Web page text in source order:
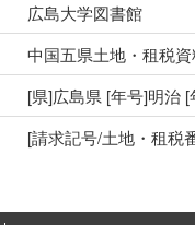
広島大学図書館
中国五県土地・租税
[県]広島県 [年号]明治
[請求記号/土地・租税